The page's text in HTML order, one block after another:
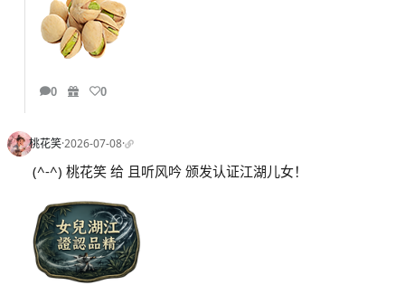
0 0
桃花笑·2026-07-08·
(^-^) 桃花笑 给 且听风吟 颁发认证江湖儿女！